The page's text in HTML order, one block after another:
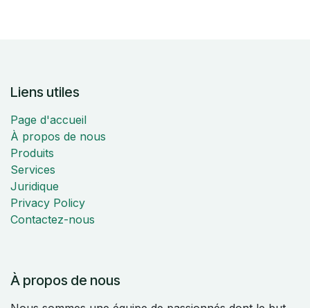
Liens utiles
Page d'accueil
À propos de nous
Produits
Services
Juridique
Privacy Policy
Contactez-nous
À propos de nous